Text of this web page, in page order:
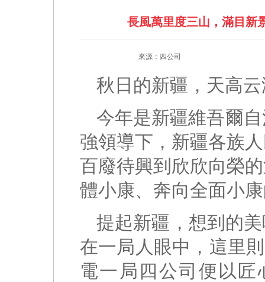
長風萬里度三山，滿目
來源：四公司
秋日的新疆，天高
今年是新疆維吾爾
強領導下，新疆各族
百廢待興到欣欣向榮
體小康、奔向全面小
提起新疆，想到的
在一局人眼中，這里
電一局四公司便以